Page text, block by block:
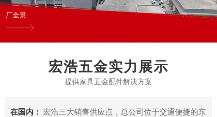
厂全景
宏浩五金实力展示
提供家具五金配件解决方案
在国内：
宏浩三大销售供应点，总公司位于交通便捷的东